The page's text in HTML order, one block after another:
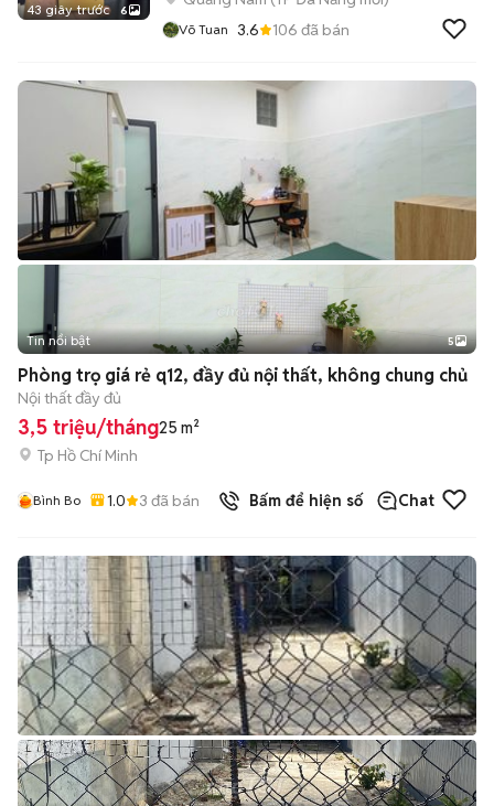
43 giây trước 6
Võ Tuan 3.6 106 đã bán
Tin nổi bật 5
Phòng trọ giá rẻ q12, đầy đủ nội thất, không chung chủ
Nội thất đầy đủ
3,5 triệu/tháng25 m²
Tp Hồ Chí Minh
Bình Bo 1.0 3 đã bán Bấm để hiện số Chat